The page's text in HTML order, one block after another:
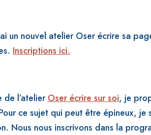
un nouvel atelier Oser écrire sa
Inscriptions ici.
de l’atelierOser écrire sur soi, je
ce sujet qui peut être épineux,
Nous nous inscrivons dans la